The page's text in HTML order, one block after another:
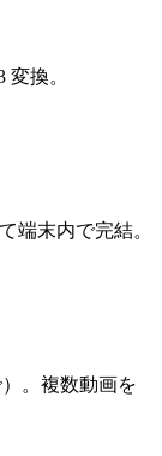
換。
端末内で完結。
。複数動画を